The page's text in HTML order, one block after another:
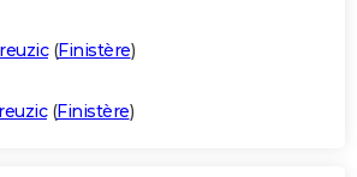
(Finistère)
(Finistère)